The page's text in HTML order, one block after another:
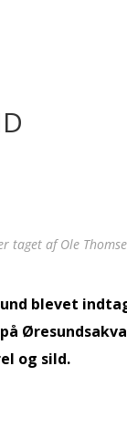
taget af Ole
blevet
og sild.